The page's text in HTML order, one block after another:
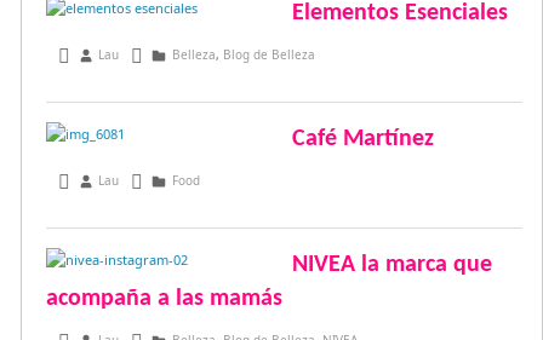
Elementos Esenciales
octubre 8, 2016
Lau Belleza, Blog de Belleza
Café Martínez
octubre 7, 2016
Lau Food
NIVEA la marca que
acompaña a las mamás